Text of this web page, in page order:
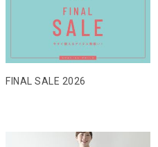
FINAL SALE 2026